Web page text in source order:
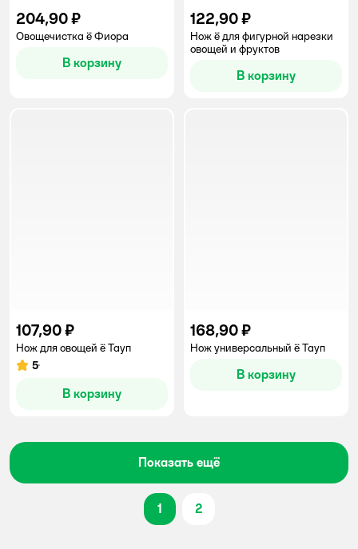
204,90 ₽
Овощечистка ё Фиора
В корзину
122,90 ₽
Нож ё для фигурной нарезки
овощей и фруктов
В корзину
107,90 ₽
Нож для овощей ё Тауп
Рейтинг:
5
В корзину
168,90 ₽
Нож универсальный ё Тауп
В корзину
Показать ещё
1 2